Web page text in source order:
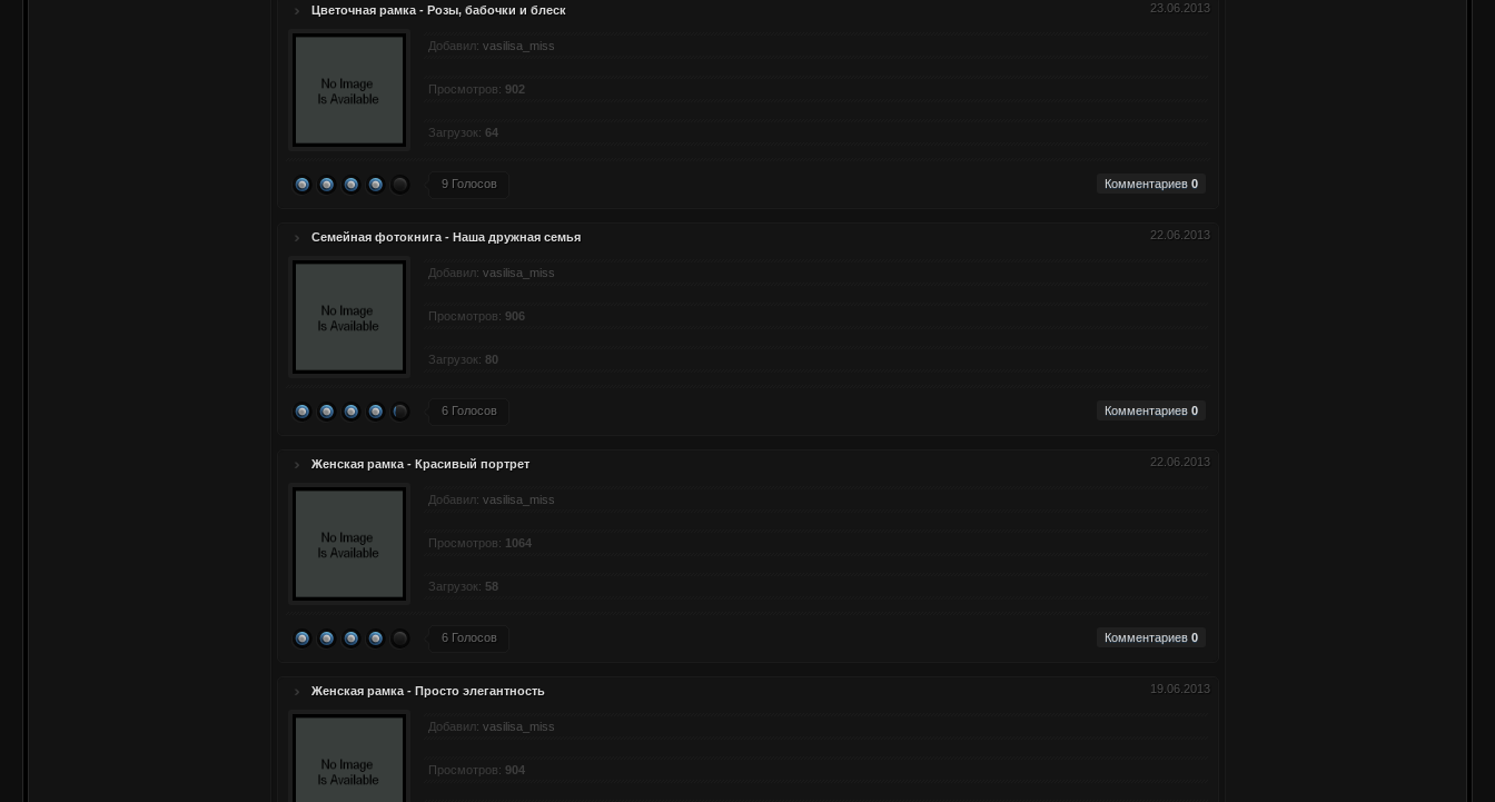
23.06.2013
Цветочная рамка - Розы, бабочки и блеск
Добавил: vasilisa_miss
Просмотров: 902
Загрузок: 64
Комментариев 0
9 Голосов
22.06.2013
Семейная фотокнига - Наша дружная семья
Добавил: vasilisa_miss
Просмотров: 906
Загрузок: 80
Комментариев 0
6 Голосов
22.06.2013
Женская рамка - Красивый портрет
Добавил: vasilisa_miss
Просмотров: 1064
Загрузок: 58
Комментариев 0
6 Голосов
19.06.2013
Женская рамка - Просто элегантность
Добавил: vasilisa_miss
Просмотров: 904